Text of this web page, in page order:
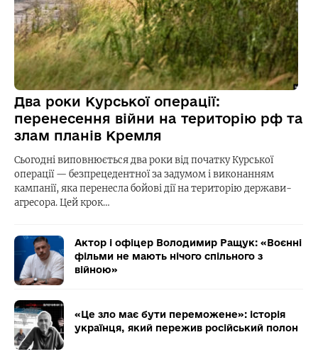
Два роки Курської операції:
перенесення війни на територію рф та
злам планів Кремля
Сьогодні виповнюється два роки від початку Курської
операції — безпрецедентної за задумом і виконанням
кампанії, яка перенесла бойові дії на територію держави-
агресора. Цей крок…
Актор і офіцер Володимир Ращук: «Воєнні
фільми не мають нічого спільного з
війною»
«Це зло має бути переможене»: історія
українця, який пережив російський полон